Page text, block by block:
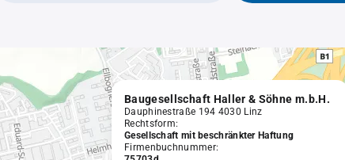
Baugesellschaft Haller & Söhne m.b.H.
Dauphinestraße 194 4030 Linz
Rechtsform:
Gesellschaft mit beschränkter Haftung
Firmenbuchnummer: